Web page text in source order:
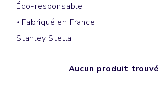
Éco-responsable
Fabriqué en France
Stanley Stella
Aucun produit trouvé